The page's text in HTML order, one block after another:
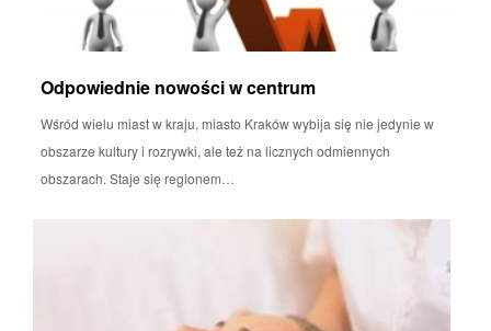
Odpowiednie nowości w centrum
Wśród wielu miast w kraju, miasto Kraków wybija się nie jedynie w
obszarze kultury i rozrywki, ale też na licznych odmiennych
obszarach. Staje się regionem…